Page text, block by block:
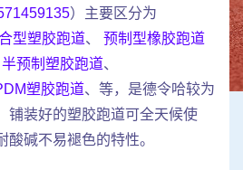
）主要区分为
型塑胶跑道、 预制型橡胶跑道
半预制塑胶跑道、
塑胶跑道、等，是德令哈较为
铺装好的塑胶跑道可全天候使
碱不易褪色的特性。